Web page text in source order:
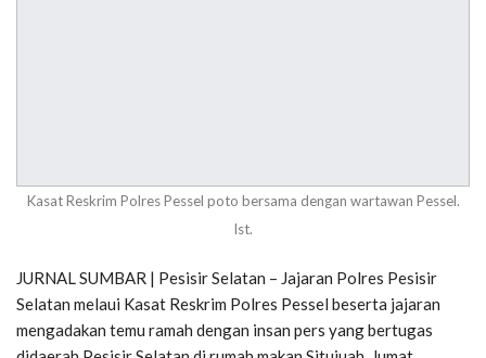
Kasat Reskrim Polres Pessel poto bersama dengan wartawan Pessel.
Ist.
JURNAL SUMBAR | Pesisir Selatan – Jajaran Polres Pesisir
Selatan melaui Kasat Reskrim Polres Pessel beserta jajaran
mengadakan temu ramah dengan insan pers yang bertugas